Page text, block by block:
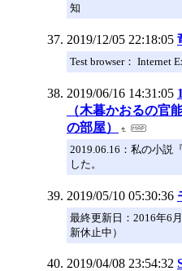
知
2019/12/05 22:18:05
Test browser： Internet
2019/06/16 14:31:05
（木暮かおるの官
の部屋）
2019.06.16：私の小説
した。
2019/05/10 05:30:36
最終更新日：2016年6
新休止中）
2019/04/08 23:54:32